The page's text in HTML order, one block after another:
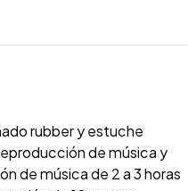
rubber y estuche
de música y
de música de 2 a 3 horas